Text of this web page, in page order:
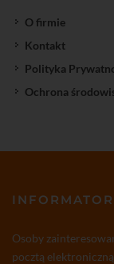
O firmie
Kontakt
Polityka
Ochrona
Osoby
pocztą